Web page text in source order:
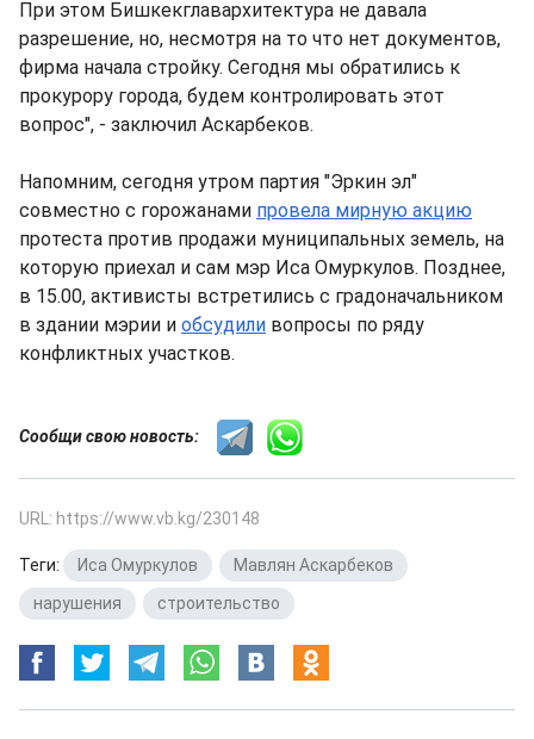
При этом Бишкекглавархитектура не давала
разрешение, но, несмотря на то что нет документов,
фирма начала стройку. Сегодня мы обратились к
прокурору города, будем контролировать этот
вопрос", - заключил Аскарбеков.
Напомним, сегодня утром партия "Эркин эл"
совместно с горожанами провела мирную акцию
протеста против продажи муниципальных земель, на
которую приехал и сам мэр Иса Омуркулов. Позднее,
в 15.00, активисты встретились с градоначальником
в здании мэрии и обсудили вопросы по ряду
конфликтных участков.
Сообщи свою новость:
URL: https://www.vb.kg/230148
Теги: Иса Омуркулов Мавлян Аскарбеков
нарушения
строительство